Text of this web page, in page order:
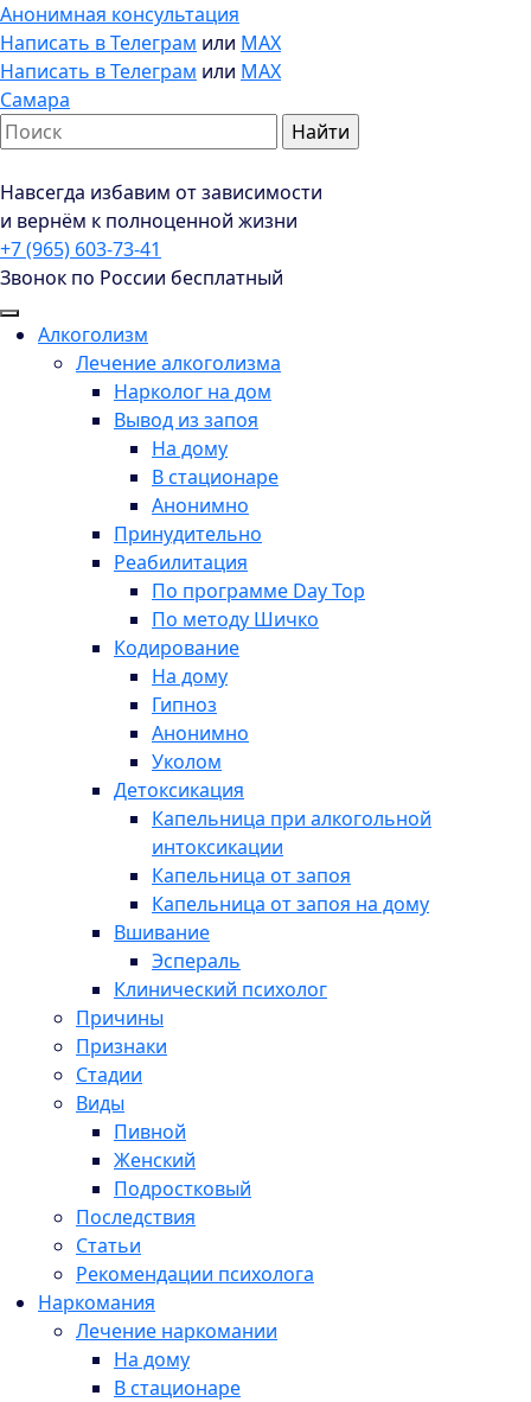
Анонимная консультация
Написать в Телеграм или MAX
Написать в Телеграм или MAX
Самара
Навсегда избавим от зависимости
и вернём к полноценной жизни
+7 (965) 603-73-41
Звонок по России бесплатный
Алкоголизм
Лечение алкоголизма
Нарколог на дом
Вывод из запоя
На дому
В стационаре
Анонимно
Принудительно
Реабилитация
По программе Day Top
По методу Шичко
Кодирование
На дому
Гипноз
Анонимно
Уколом
Детоксикация
Капельница при алкогольной
интоксикации
Капельница от запоя
Капельница от запоя на дому
Вшивание
Эспераль
Клинический психолог
Причины
Признаки
Стадии
Виды
Пивной
Женский
Подростковый
Последствия
Статьи
Рекомендации психолога
Наркомания
Лечение наркомании
На дому
В стационаре